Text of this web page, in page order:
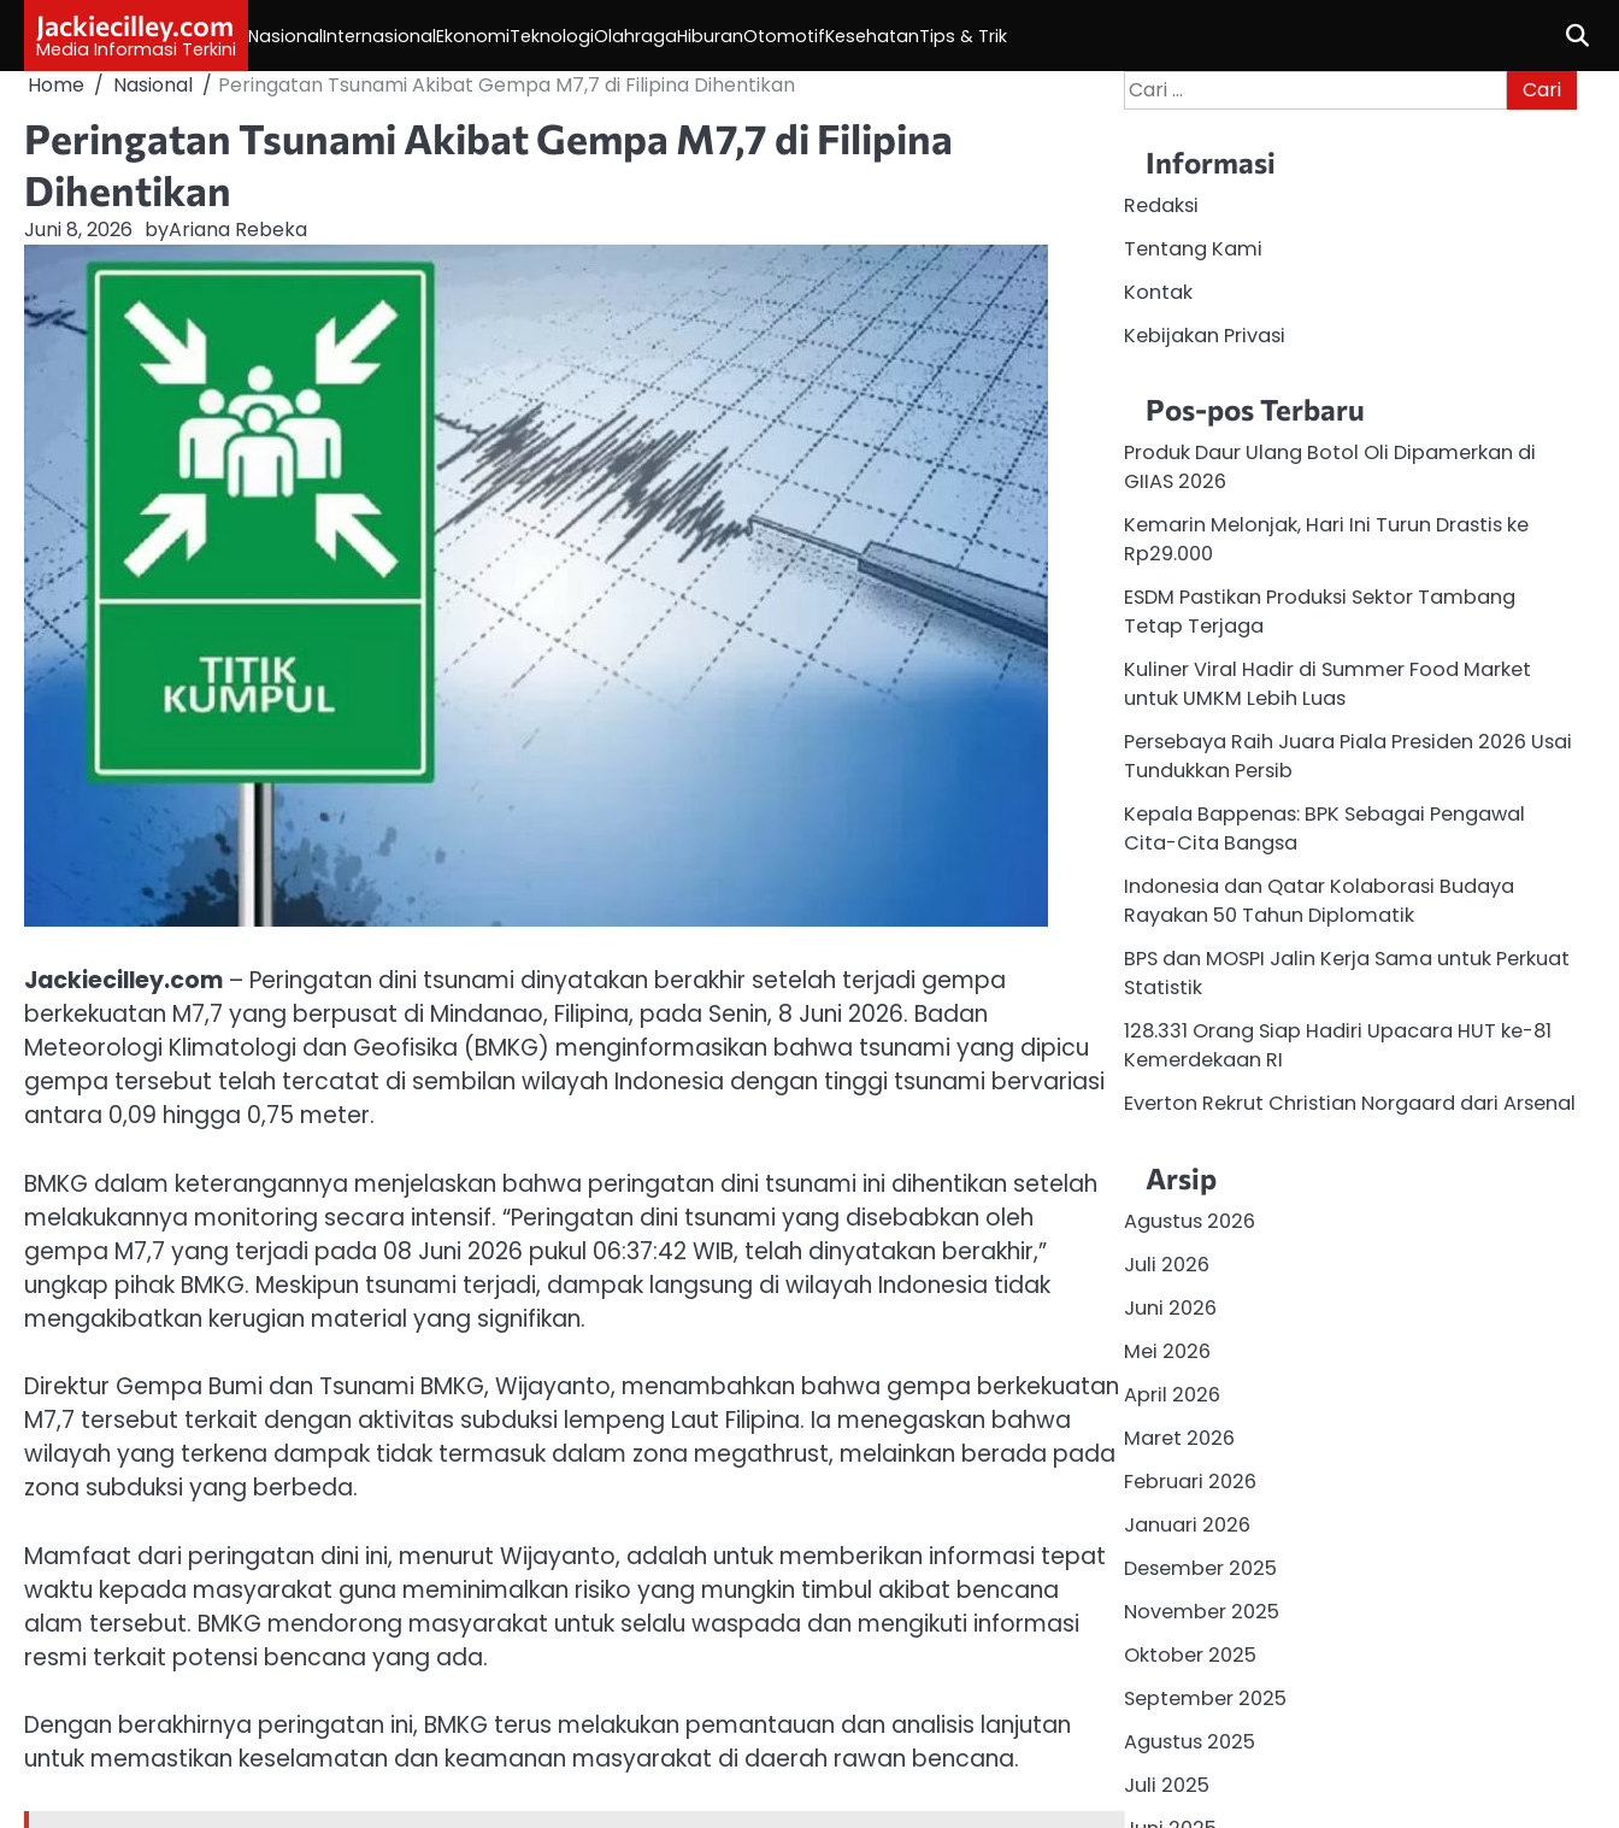
content
Jackiecilley.com
Media Informasi Terkini
NasionalInternasionalEkonomiTeknologiOlahragaHiburanOtomotifKesehatanTips & Trik
Home Nasional Peringatan Tsunami Akibat Gempa M7,7 di Filipina Dihentikan
Peringatan Tsunami Akibat Gempa M7,7 di Filipina
Dihentikan
Juni 8, 2026 byAriana Rebeka
Jackiecilley.com – Peringatan dini tsunami dinyatakan berakhir setelah terjadi gempa
berkekuatan M7,7 yang berpusat di Mindanao, Filipina, pada Senin, 8 Juni 2026. Badan
Meteorologi Klimatologi dan Geofisika (BMKG) menginformasikan bahwa tsunami yang dipicu
gempa tersebut telah tercatat di sembilan wilayah Indonesia dengan tinggi tsunami bervariasi
antara 0,09 hingga 0,75 meter.
BMKG dalam keterangannya menjelaskan bahwa peringatan dini tsunami ini dihentikan setelah
melakukannya monitoring secara intensif. “Peringatan dini tsunami yang disebabkan oleh
gempa M7,7 yang terjadi pada 08 Juni 2026 pukul 06:37:42 WIB, telah dinyatakan berakhir,”
ungkap pihak BMKG. Meskipun tsunami terjadi, dampak langsung di wilayah Indonesia tidak
mengakibatkan kerugian material yang signifikan.
Direktur Gempa Bumi dan Tsunami BMKG, Wijayanto, menambahkan bahwa gempa berkekuatan
M7,7 tersebut terkait dengan aktivitas subduksi lempeng Laut Filipina. Ia menegaskan bahwa
wilayah yang terkena dampak tidak termasuk dalam zona megathrust, melainkan berada pada
zona subduksi yang berbeda.
Mamfaat dari peringatan dini ini, menurut Wijayanto, adalah untuk memberikan informasi tepat
waktu kepada masyarakat guna meminimalkan risiko yang mungkin timbul akibat bencana
alam tersebut. BMKG mendorong masyarakat untuk selalu waspada dan mengikuti informasi
resmi terkait potensi bencana yang ada.
Dengan berakhirnya peringatan ini, BMKG terus melakukan pemantauan dan analisis lanjutan
untuk memastikan keselamatan dan keamanan masyarakat di daerah rawan bencana.
Cari
untuk:
Informasi
Redaksi
Tentang Kami
Kontak
Kebijakan Privasi
Pos-pos Terbaru
Produk Daur Ulang Botol Oli Dipamerkan di
GIIAS 2026
Kemarin Melonjak, Hari Ini Turun Drastis ke
Rp29.000
ESDM Pastikan Produksi Sektor Tambang
Tetap Terjaga
Kuliner Viral Hadir di Summer Food Market
untuk UMKM Lebih Luas
Persebaya Raih Juara Piala Presiden 2026 Usai
Tundukkan Persib
Kepala Bappenas: BPK Sebagai Pengawal
Cita-Cita Bangsa
Indonesia dan Qatar Kolaborasi Budaya
Rayakan 50 Tahun Diplomatik
BPS dan MOSPI Jalin Kerja Sama untuk Perkuat
Statistik
128.331 Orang Siap Hadiri Upacara HUT ke-81
Kemerdekaan RI
Everton Rekrut Christian Norgaard dari Arsenal
Arsip
Agustus 2026
Juli 2026
Juni 2026
Mei 2026
April 2026
Maret 2026
Februari 2026
Januari 2026
Desember 2025
November 2025
Oktober 2025
September 2025
Agustus 2025
Juli 2025